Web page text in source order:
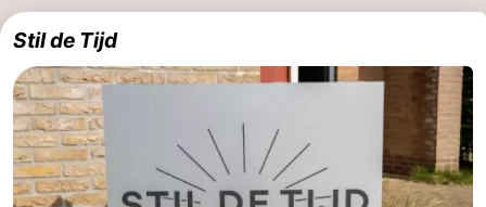
Ameland
State
Bed
(&
breakfasts)
Campings
Hotels
Stil de Tijd